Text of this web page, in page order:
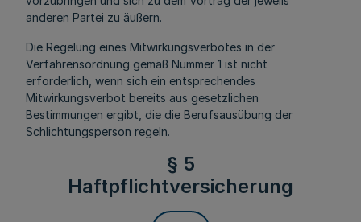
anderen Partei zu äußern.
Die Regelung eines Mitwirkungsverbotes in der
Verfahrensordnung gemäß Nummer 1 ist nicht
erforderlich, wenn sich ein entsprechendes
Mitwirkungsverbot bereits aus gesetzlichen
Bestimmungen ergibt, die die Berufsausübung der
Schlichtungsperson regeln.
§ 5
Haftpflichtversicherung